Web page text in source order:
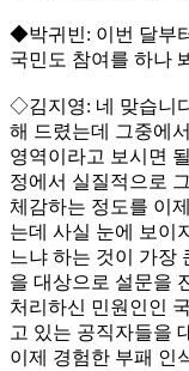
◆박귀빈: 이번 달부
국민도 참여를 하나
◇김지영: 네 맞습니
해 드렸는데 그중에
영역이라고 보시면
정에서 실질적으로
체감하는 정도를 이
는데 사실 눈에 보이
느냐 하는 것이 가장
을 대상으로 설문을
처리하신 민원인인
고 있는 공직자들을
이제 경험한 부패 인